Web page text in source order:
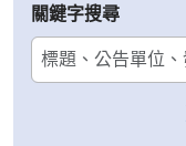
關鍵字搜尋